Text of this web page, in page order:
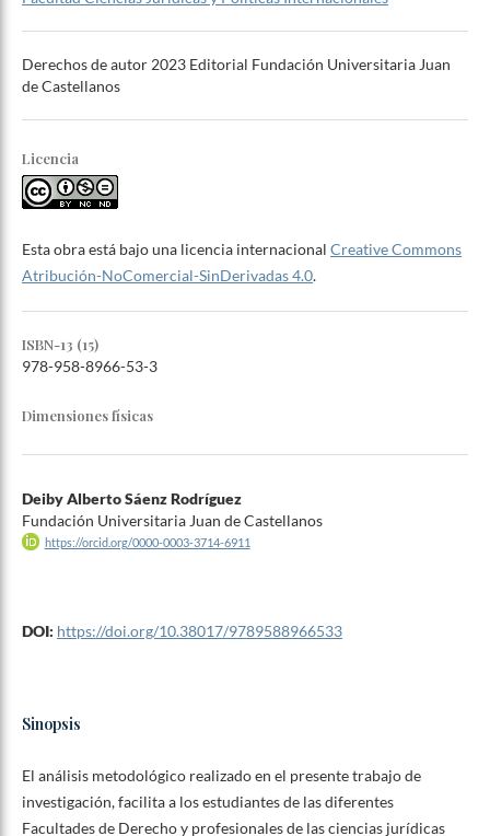
Deiby Alberto Sáenz Rodríguez
Fundación Universitaria Juan de Castellanos
https://orcid.org/0000-0003-3714-6911
DOI: https://doi.org/10.38017/9789588966533
Sinopsis
El análisis metodológico realizado en el presente trabajo de
investigación, facilita a los estudiantes de las diferentes
Facultades de Derecho y profesionales de las ciencias jurídicas
Derechos de autor 2023 Editorial Fundación Universitaria Juan
de Castellanos
Licencia
Esta obra está bajo una licencia internacional Creative Commons
Atribución-NoComercial-SinDerivadas 4.0.
ISBN-13 (15)
978-958-8966-53-3
Dimensiones físicas